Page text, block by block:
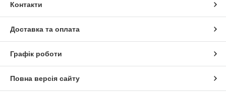
Контакти
Доставка та оплата
Графік роботи
Повна версія сайту